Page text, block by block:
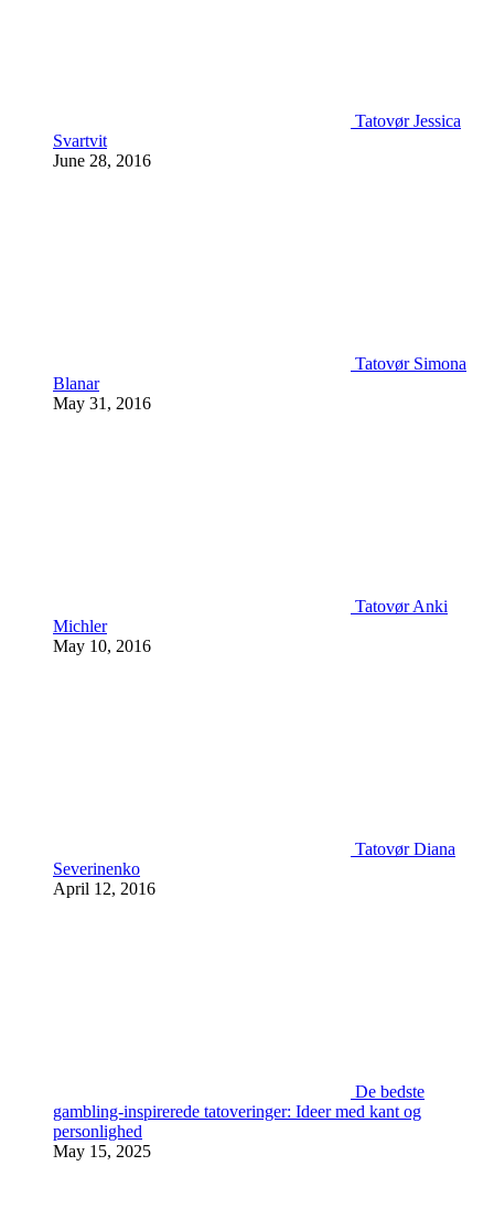
Tatovør Jessica
Svartvit
June 28, 2016
Tatovør Simona
Blanar
May 31, 2016
Tatovør Anki
Michler
May 10, 2016
Tatovør Diana
Severinenko
April 12, 2016
De bedste
gambling-inspirerede tatoveringer: Ideer med kant og
personlighed
May 15, 2025